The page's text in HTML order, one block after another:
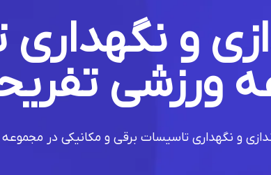
و
ورزشی
و نگهداری تاسیسات برقی و مکانیکی در